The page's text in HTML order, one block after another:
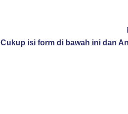
Cukup isi form di bawah ini dan